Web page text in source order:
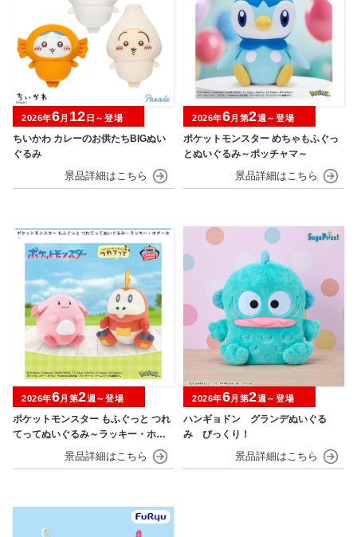
ちいかわ カレーのお供たちBIGぬい
ぐるみ
2026年6月 12 日～登場
ポケットモンスター めちゃもふぐっ
とぬいぐるみ～ポッチャマ～
2026年6月第2週～登場
ポケットモンスター もふぐっと つれ
てってぬいぐるみ～ラッキー・ホゲ
2026年6月第2週～登場
ハンギョドン グランデぬいぐる
み びっくり！
2026年6月第2週～登場